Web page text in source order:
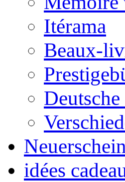
Itérama
Beaux-
idées